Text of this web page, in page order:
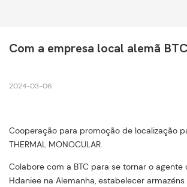
Com a empresa local alemã BTC
2024-03-06
Cooperação para promoção de localização
THERMAL MONOCULAR.
Colabore com a BTC para se tornar o agente
Hdaniee na Alemanha, estabelecer armazéns